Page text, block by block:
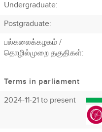
Undergraduate:
Postgraduate:
பல்கலைக்கழகம் /
தொழில்முறை தகுதிகள்:
Terms in parliament
2024-11-21 to present